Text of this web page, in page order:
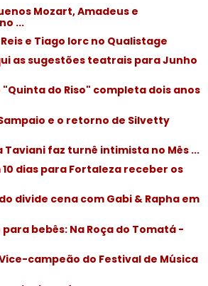
Mozart, Amadeus e
...
e Tiago Iorc no Qualistage
as sugestões teatrais para Junho
do Riso" completa dois anos
e o retorno de Silvetty
Taviani faz turnê intimista no Mês ...
dias para Fortaleza receber os
divide cena com Gabi & Rapha em
bebês: Na Roça do Tomatá -
Vice-campeão do Festival de Música